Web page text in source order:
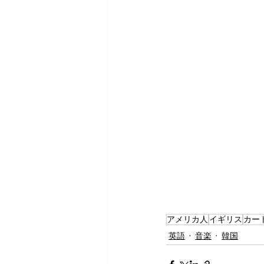
アメリカ人 イギリス カー
英語
音楽 韓国